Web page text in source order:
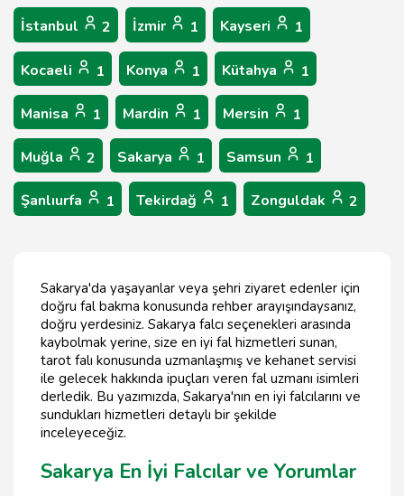
İstanbul 2 İzmir 1 Kayseri 1
Kocaeli 1 Konya 1 Kütahya 1
Manisa 1 Mardin 1 Mersin 1
Muğla 2 Sakarya 1 Samsun 1
Şanlıurfa 1 Tekirdağ 1 Zonguldak 2
Sakarya'da yaşayanlar veya şehri ziyaret edenler için
doğru fal bakma konusunda rehber arayışındaysanız,
doğru yerdesiniz. Sakarya falcı seçenekleri arasında
kaybolmak yerine, size en iyi fal hizmetleri sunan,
tarot falı konusunda uzmanlaşmış ve kehanet servisi
ile gelecek hakkında ipuçları veren fal uzmanı isimleri
derledik. Bu yazımızda, Sakarya'nın en iyi falcılarını ve
sundukları hizmetleri detaylı bir şekilde
inceleyeceğiz.
Sakarya En İyi Falcılar ve Yorumlar